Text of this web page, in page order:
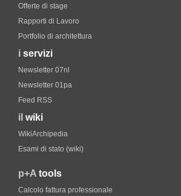
Offerte di stage
Rapporti di Lavoro
Portfolio di architettura
i servizi
Newsletter 07nl
Newsletter 01pa
Feed RSS
il wiki
WikiArchipedia
Esami di stato (wiki)
p+A tools
Calcolo fattura professionale